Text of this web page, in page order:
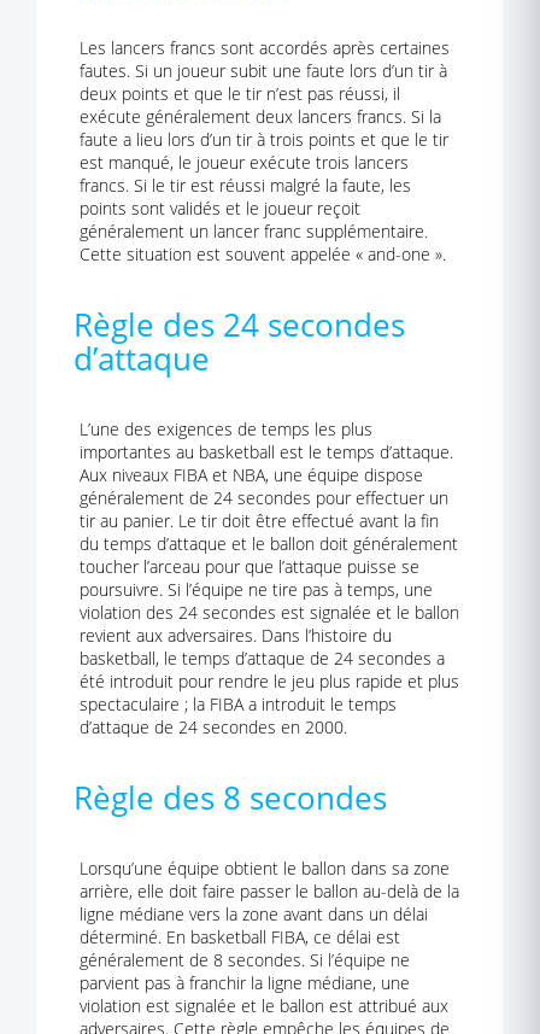
Les lancers francs sont accordés après certaines
fautes. Si un joueur subit une faute lors d’un tir à
deux points et que le tir n’est pas réussi, il
exécute généralement deux lancers francs. Si la
faute a lieu lors d’un tir à trois points et que le tir
est manqué, le joueur exécute trois lancers
francs. Si le tir est réussi malgré la faute, les
points sont validés et le joueur reçoit
généralement un lancer franc supplémentaire.
Cette situation est souvent appelée « and-one ».
Règle des 24 secondes
d’attaque
L’une des exigences de temps les plus
importantes au basketball est le temps d’attaque.
Aux niveaux FIBA et NBA, une équipe dispose
généralement de 24 secondes pour effectuer un
tir au panier. Le tir doit être effectué avant la fin
du temps d’attaque et le ballon doit généralement
toucher l’arceau pour que l’attaque puisse se
poursuivre. Si l’équipe ne tire pas à temps, une
violation des 24 secondes est signalée et le ballon
revient aux adversaires. Dans l’histoire du
basketball, le temps d’attaque de 24 secondes a
été introduit pour rendre le jeu plus rapide et plus
spectaculaire ; la FIBA a introduit le temps
d’attaque de 24 secondes en 2000.
Règle des 8 secondes
Lorsqu’une équipe obtient le ballon dans sa zone
arrière, elle doit faire passer le ballon au-delà de la
ligne médiane vers la zone avant dans un délai
déterminé. En basketball FIBA, ce délai est
généralement de 8 secondes. Si l’équipe ne
parvient pas à franchir la ligne médiane, une
violation est signalée et le ballon est attribué aux
adversaires. Cette règle empêche les équipes de